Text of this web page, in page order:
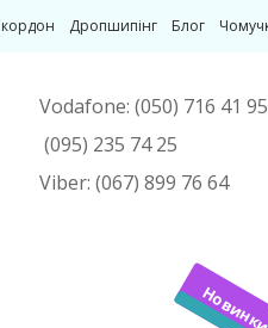
Дропшипінг Блог
Vodafone: (050) 716 41 95
(095) 235 74 25
Viber: (067) 899 76 64